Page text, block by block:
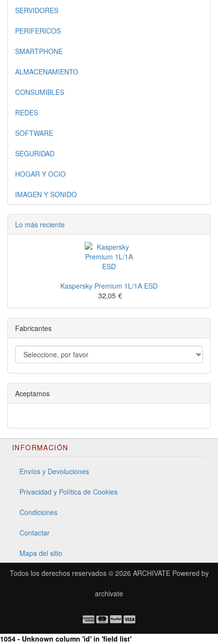
SERVIDORES
PERIFERICOS
SMARTPHONE
ALMACENAMIENTO
CONSUMIBLES
REDES
SOFTWARE
SEGURIDAD
HOGAR Y OCIO
IMAGEN Y SONIDO
Lo más reciente
Kaspersky Premium 1L/1A ESD
32,05 €
Fabricantes
Aceptamos
INFORMACIÓN
Envíos y Devoluciones
Privacidad y Política de Cookies
Condiciones
Contactar
Mapa del sitio
Todos los derechos reservados © 2026 ARCHIVATEPowered by
archivate
1054 - Unknown column 'id' in 'field list'